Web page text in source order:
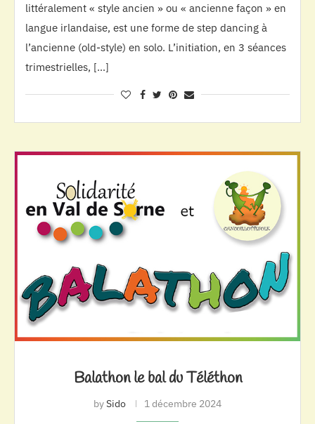
littéralement « style ancien » ou « ancienne façon » en
langue irlandaise, est une forme de step dancing à
l’ancienne (old-style) en solo. L’initiation, en 3 séances
trimestrielles, […]
Balathon le bal du Téléthon
bySido 1 décembre 2024